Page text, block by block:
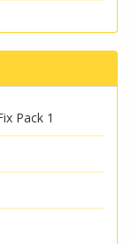
Pack 1